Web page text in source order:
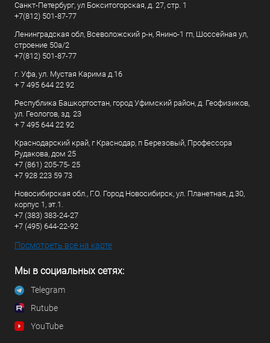
Санкт-Петербург, ул Бокситогорская, д. 27, стр. 1
+7(812) 501-87-77
Ленинградская обл, Всеволожский р-н, Янино-1 гп, Шоссейная ул,
строение 50а/2
+7(812) 501-87-77
г. Уфа, ул. Мустая Карима д.16
+ 7 495 644 22 92
Республика Башкортостан, город Уфимский район, д. Геофизиков,
ул. Геологов, зд. 23
+ 7 495 644 22 92
Краснодарский край, г Краснодар, п Березовый, Профессора
Рудакова, дом 25
+7 (861) 205-75- 25
+7 928 223 59 73
Новосибирская обл., Г.О. Город Новосибирск, ул. Планетная, д.30,
корпус 1, эт.1.
+7 (383) 383-24-27
+7 (495) 644-22-92
Посмотреть все на карте
Мы в социальных сетях:
Telegram
Rutube
YouTube